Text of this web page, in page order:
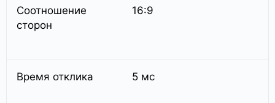
Соотношение
сторон
16:9
Время отклика 5 мс